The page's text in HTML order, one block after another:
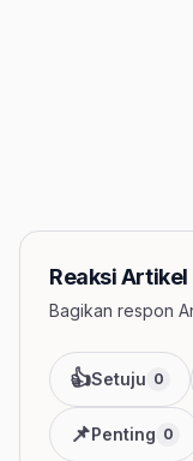
Reaksi Artikel
Bagikan respon
👍Setuju 0
📌Penting 0